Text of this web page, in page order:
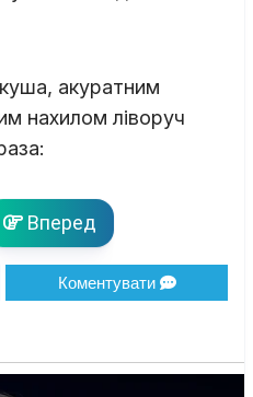
акуратним
нахилом ліворуч
Вперед
Коментувати